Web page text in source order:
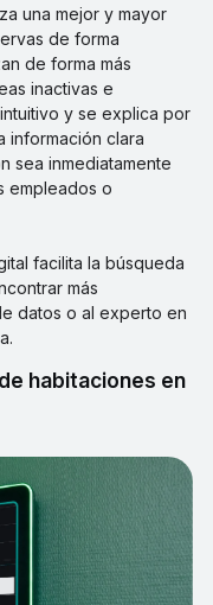
una mejor y mayor
de forma
de forma más
inactivas e
y se explica por
información clara
sea inmediatamente
empleados o
facilita la búsqueda
más
datos o al experto en